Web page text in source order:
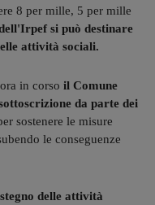
8 per mille, 5 per mille
si può destinare
attività sociali.
in corso il Comune
da parte dei
sostenere le misure
le conseguenze
delle attività